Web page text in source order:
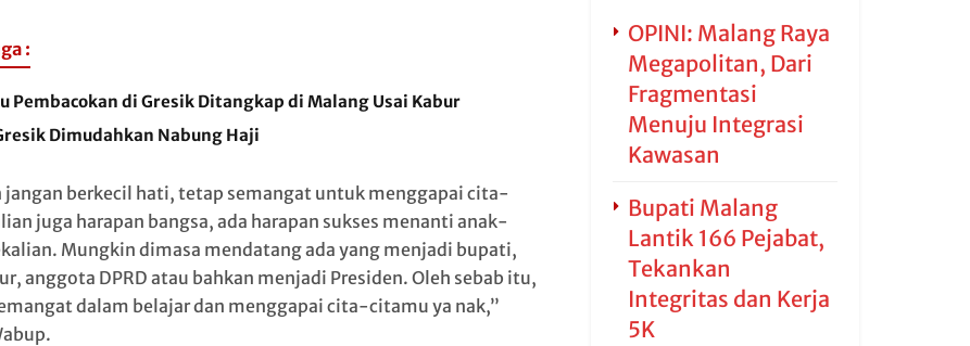
:
Pembacokan di Gresik Ditangkap di Malang Usai Kabur
Dimudahkan Nabung Haji
jangan berkecil hati, tetap semangat untuk menggapai cita-
juga harapan bangsa, ada harapan sukses menanti anak-
Mungkin dimasa mendatang ada yang menjadi bupati,
anggota DPRD atau bahkan menjadi Presiden. Oleh sebab itu,
dalam belajar dan menggapai cita-citamu ya nak,”
OPINI: Malang Raya
Megapolitan, Dari
Fragmentasi
Menuju Integrasi
Kawasan
Bupati Malang
Lantik 166 Pejabat,
Tekankan
Integritas dan Kerja
5K